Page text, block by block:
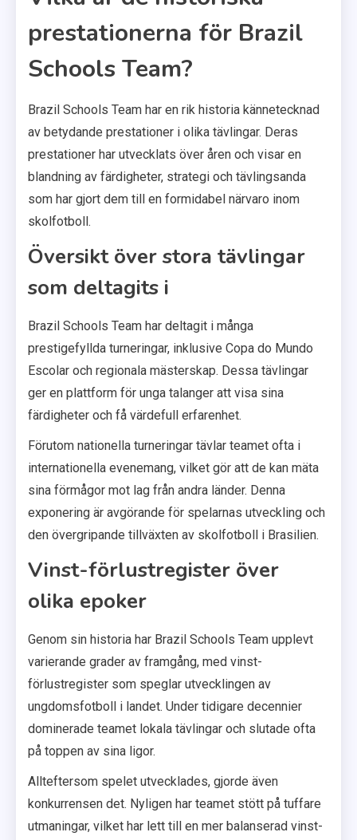
prestationerna för Brazil
Schools Team?
Brazil Schools Team har en rik historia kännetecknad
av betydande prestationer i olika tävlingar. Deras
prestationer har utvecklats över åren och visar en
blandning av färdigheter, strategi och tävlingsanda
som har gjort dem till en formidabel närvaro inom
skolfotboll.
Översikt över stora tävlingar
som deltagits i
Brazil Schools Team har deltagit i många
prestigefyllda turneringar, inklusive Copa do Mundo
Escolar och regionala mästerskap. Dessa tävlingar
ger en plattform för unga talanger att visa sina
färdigheter och få värdefull erfarenhet.
Förutom nationella turneringar tävlar teamet ofta i
internationella evenemang, vilket gör att de kan mäta
sina förmågor mot lag från andra länder. Denna
exponering är avgörande för spelarnas utveckling och
den övergripande tillväxten av skolfotboll i Brasilien.
Vinst-förlustregister över
olika epoker
Genom sin historia har Brazil Schools Team upplevt
varierande grader av framgång, med vinst-
förlustregister som speglar utvecklingen av
ungdomsfotboll i landet. Under tidigare decennier
dominerade teamet lokala tävlingar och slutade ofta
på toppen av sina ligor.
Allteftersom spelet utvecklades, gjorde även
konkurrensen det. Nyligen har teamet stött på tuffare
utmaningar, vilket har lett till en mer balanserad vinst-